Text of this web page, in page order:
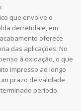
que envolve o
derretida e, em
oferece
das aplicações. No
à oxidação, o que
impresso ao longo
prazo de validade
período.